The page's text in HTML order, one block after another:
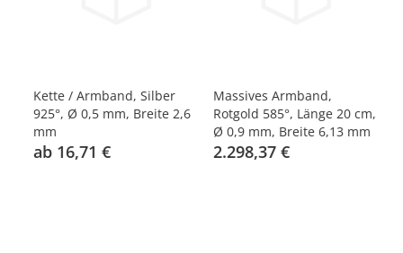
Kette / Armband, Silber
925°, Ø 0,5 mm, Breite 2,6
mm
ab 16,71 €
Massives Armband,
Rotgold 585°, Länge 20 cm,
Ø 0,9 mm, Breite 6,13 mm
2.298,37 €